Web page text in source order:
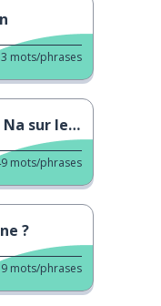
mots/phrases
amoureuses
mots/phrases
?
9 mots/phrases